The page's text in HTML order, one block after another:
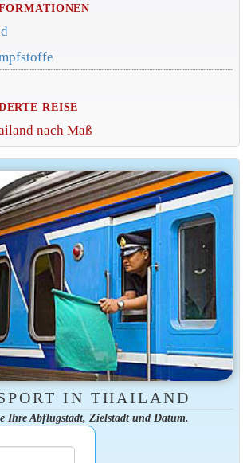
REISE
nach Maß
IN THAILAND
Ihre Abflugstadt, Zielstadt und Datum.